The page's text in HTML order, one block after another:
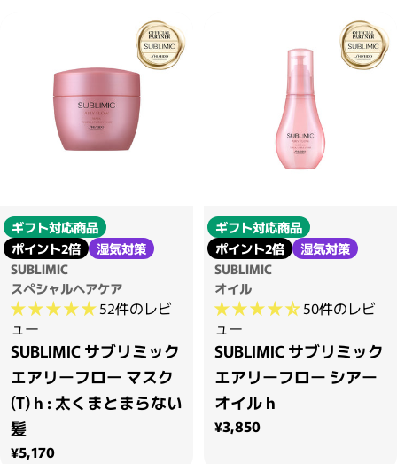
ギフト対応商品
ポイント2倍
湿気対策
SUBLIMIC
スペシャルヘアケア
52件のレビ
ュー
SUBLIMIC サブリミック
エアリーフロー マスク
(T) h : 太くまとまらない
髪
通常価格
¥5,170
ギフト対応商品
ポイント2倍
湿気対策
SUBLIMIC
オイル
50件のレビ
ュー
SUBLIMIC サブリミック
エアリーフロー シアー
オイル h
通常価格
¥3,850